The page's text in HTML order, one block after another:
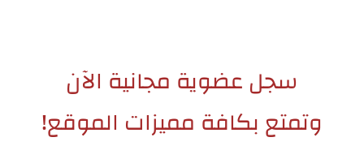
سجل عضوية مجانية الآن
وتمتع بكافة مميزات الموقع!